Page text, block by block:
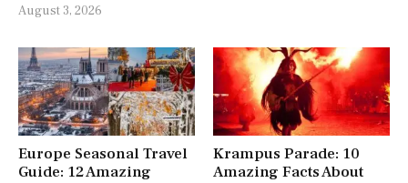
August 3, 2026
Europe Seasonal Travel
Guide: 12 Amazing
Krampus Parade: 10
Amazing Facts About